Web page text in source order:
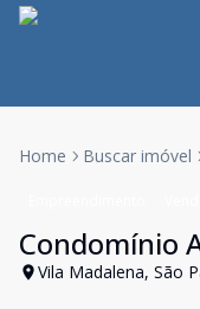
Home Buscar imóvel
Condomínio
Vila Madalena, São